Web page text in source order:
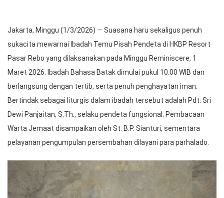
Jakarta, Minggu (1/3/2026) — Suasana haru sekaligus penuh
sukacita mewarnai Ibadah Temu Pisah Pendeta di HKBP Resort
Pasar Rebo yang dilaksanakan pada Minggu Reminiscere, 1
Maret 2026. Ibadah Bahasa Batak dimulai pukul 10.00 WIB dan
berlangsung dengan tertib, serta penuh penghayatan iman.
Bertindak sebagai liturgis dalam ibadah tersebut adalah Pdt. Sri
Dewi Panjaitan, S.Th., selaku pendeta fungsional. Pembacaan
Warta Jemaat disampaikan oleh St. B.P. Sianturi, sementara
pelayanan pengumpulan persembahan dilayani para parhalado.